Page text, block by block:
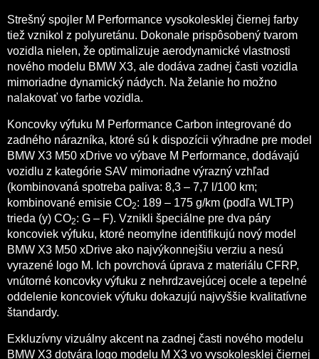
Strešný spojler M Performance vysokolesklej čiernej farby
tiež vznikol z polyuretánu. Dokonale prispôsobený tvarom
vozidla nielen, že optimalizuje aerodynamické vlastnosti
nového modelu BMW X3, ale dodáva zadnej časti vozidla
mimoriadne dynamický nádych. Na želanie ho možno
nalakovať vo farbe vozidla.
Koncovky výfuku M Performance Carbon integrované do
zadného nárazníka, ktoré sú k dispozícii výhradne pre model
BMW X3 M50 xDrive vo výbave M Performance, dodávajú
vozidlu z kategórie SAV mimoriadne výrazný vzhľad
(kombinovaná spotreba paliva: 8,3 – 7,7 l/100 km;
kombinované emisie CO2: 189 – 175 g/km (podľa WLTP)
trieda (y) CO2: G – F). Vznikli špeciálne pre dva páry
koncoviek výfuku, ktoré neomylne identifikujú nový model
BMW X3 M50 xDrive ako najvýkonnejšiu verziu a nesú
vyrazené logo M. Ich povrchová úprava z materiálu CFRP,
vnútorné koncovky výfuku z nehrdzavejúcej ocele a tepelné
oddelenie koncoviek výfuku dokazujú najvyššie kvalitatívne
štandardy.
Exkluzívny vizuálny akcent na zadnej časti nového modelu
BMW X3 dotvára logo modelu M X3 vo vysokolesklej čiernej